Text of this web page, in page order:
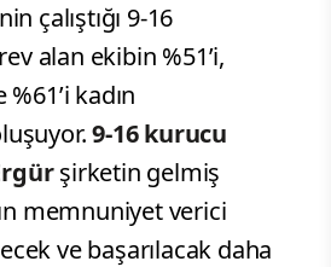
çalıştığı 9-16
alan ekibin %51’i,
kadın
9-16 kurucu
şirketin gelmiş
memnuniyet verici
ve başarılacak daha